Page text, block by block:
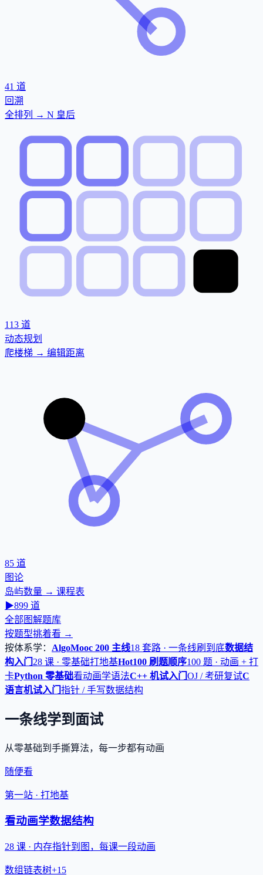
41 道
回溯
全排列 → N 皇后
113 道
动态规划
爬楼梯 → 编辑距离
85 道
图论
岛屿数量 → 课程表
▶899 道
全部图解题库
按题型挑着看 →
按体系学： AlgoMooc 200 主线18 套路 · 一条线刷到底数据结
构入门 28 课 · 零基础打地基Hot100 刷题顺序100 题 · 动画 + 打
卡Python 零基础看动画学语法C++ 机试入门 OJ / 考研复试C
语言机试入门 指针 / 手写数据结构
一条线学到面试
从零基础到手撕算法，每一步都有动画
随便看
第一站 · 打地基
看动画学数据结构
28 课 · 内存指针到图，每课一段动画
数组链表树+15